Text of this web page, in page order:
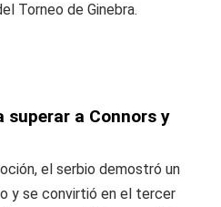
Torneo de Ginebra.
superar a Connors y
el serbio demostró un
y se convirtió en el tercer